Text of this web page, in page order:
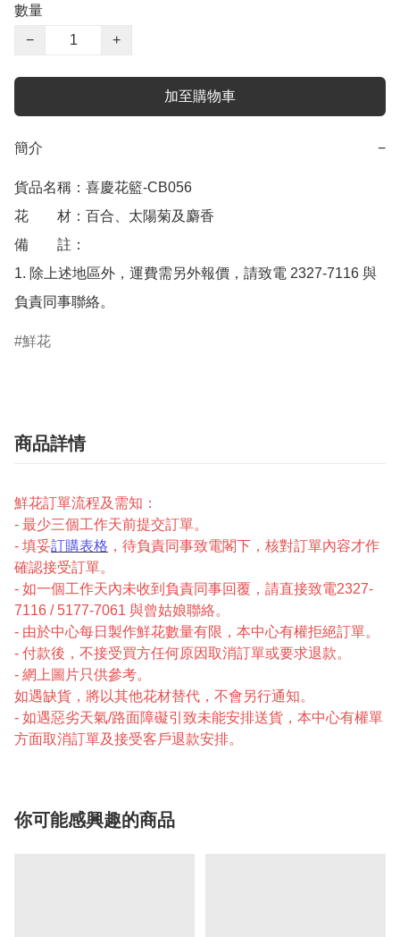
數量
−
+
加至購物車
簡介 −
貨品名稱：喜慶花籃-CB056
花　　材：百合、太陽菊及麝香
備　　註：
1. 除上述地區外，運費需另外報價，請致電 2327-7116 與
負責同事聯絡。
鮮花
商品詳情
鮮花訂單流程及需知：
- 最少三個工作天前提交訂單。
- 填妥訂購表格 ，待負責同事致電閣下，核對訂單內容才作
確認接受訂單。
- 如一個工作天內未收到負責同事回覆，請直接致電2327-
7116 / 5177-7061 與曾姑娘聯絡。
- 由於中心每日製作鮮花數量有限，本中心有權拒絕訂單。
- 付款後，不接受買方任何原因取消訂單或要求退款。
- 網上圖片只供參考。
如遇缺貨，將以其他花材替代，不會另行通知。
- 如遇惡劣天氣/路面障礙引致未能安排送貨，本中心有權單
方面取消訂單及接受客戶退款安排。
你可能感興趣的商品